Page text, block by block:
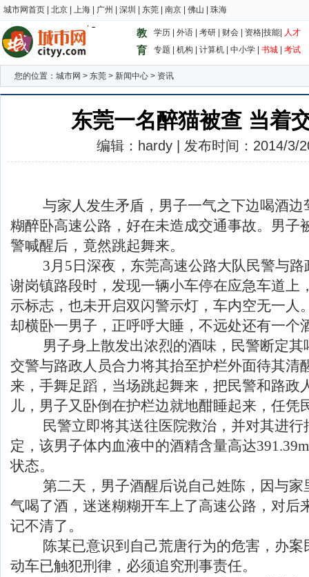
城市网首页 北京 上海 广州 深圳 东莞 南京 佛山 珠海
教
育
学历 外语 考研 财会 资格 技能 人才
专题
机构 计算机 中小学 书城 考试
您的位置： 城市网 > 东莞 > 新闻中心 > 资讯
东莞一名醉猫被查 当着
编辑：hardy | 发布时间：2014/3/
与家人发生矛盾，男子一气之下边喝酒边
糊醉卧高速公路，好在未造成交通事故。男子
警喊醒后，竟然跳起舞来。
3月5日深夜，东莞高速公路大队民警与路
谢岗镇路段时，发现一辆小车停在应急车道上
示标志，也未开启双闪警示灯，车内空无一人
却横卧一男子，正呼呼大睡，不远处还有一个
男子身上散发出浓烈的酒味，民警断定其
交警与路政人员合力将其抬至护栏外面待其清
来，手舞足蹈，当场跳起舞来，把民警和路政
儿，男子又卧倒在护栏边就地酣睡起来，任凭
民警立即将其送往医院救治，并对其进行
定，该男子体内血液中的酒精含量高达
状态。
第二天，男子酒醒后说自己姓陈，因与家
气喝了酒，迷迷糊糊开车上了高速公路，对后
记不清了。
陈某已意识到自己荒唐行为的危害，办案
动车已触犯刑律，必须追究刑事责任。